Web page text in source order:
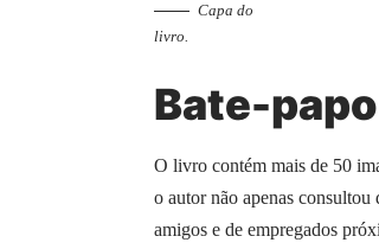
Capa do
livro.
Bate-
O livro contém mais de 50
o autor não apenas
amigos e de empregados